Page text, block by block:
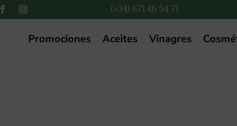
(+34) 671 46 54 71
Promociones Aceites Vinagres